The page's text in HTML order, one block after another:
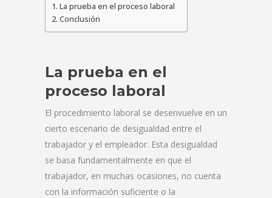
La prueba en el proceso laboral
Conclusión
La prueba en el
proceso laboral
El procedimiento laboral se desenvuelve en un
cierto escenario de desigualdad entre el
trabajador y el empleador. Esta desigualdad
se basa fundamentalmente en que el
trabajador, en muchas ocasiones, no cuenta
con la información suficiente o la